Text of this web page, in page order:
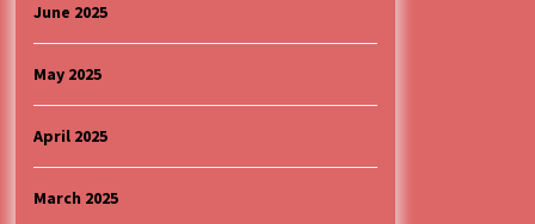
June 2025
May 2025
April 2025
March 2025